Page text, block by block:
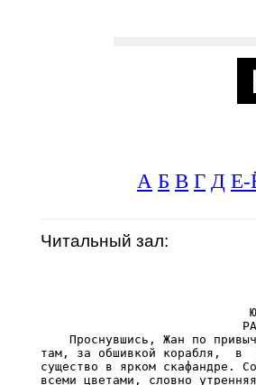
А Б В Г Д Е-
Читальный зал:
Проснувшись, Жан по
там, за обшивкой корабля,  в
существо в ярком скафандре.
всеми цветами, словно